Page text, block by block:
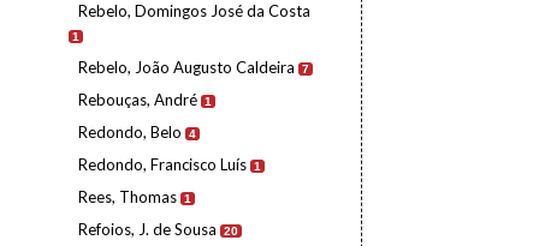
Rebelo, Domingos José da Costa
1
Rebelo, João Augusto Caldeira 7
Rebouças, André 1
Redondo, Belo 4
Redondo, Francisco Luís 1
Rees, Thomas 1
Refoios, J. de Sousa 20